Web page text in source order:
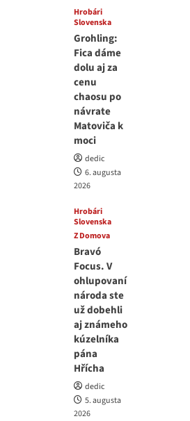
Hrobári
Slovenska
Grohling:
Fica dáme
dolu aj za
cenu
chaosu po
návrate
Matoviča k
moci
dedic
6. augusta
2026
Hrobári
Slovenska
Z Domova
Bravó
Focus. V
ohlupovaní
národa ste
už dobehli
aj známeho
kúzelníka
pána
Hřícha
dedic
5. augusta
2026